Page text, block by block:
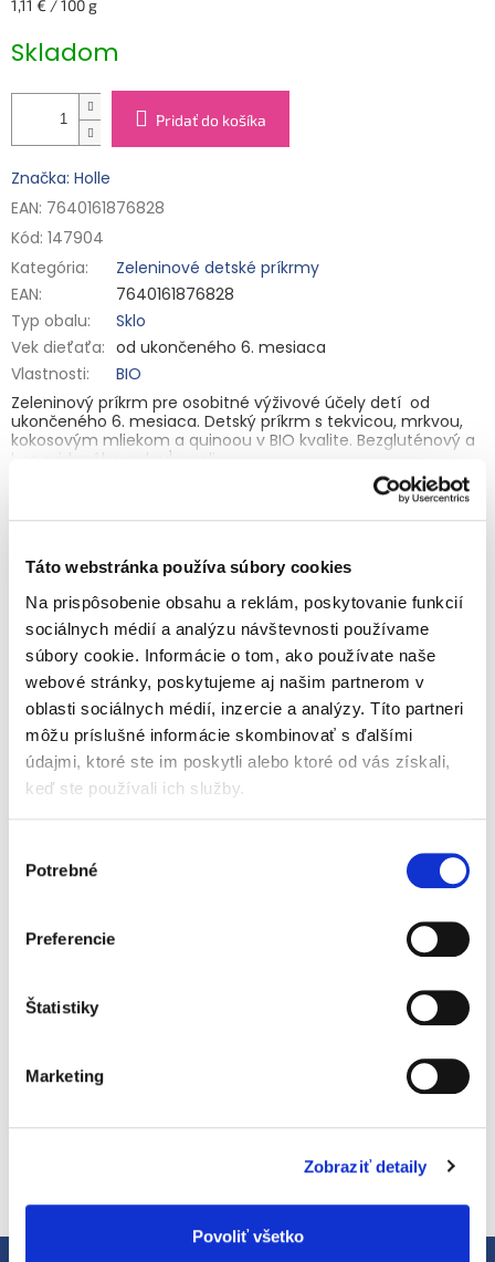
Táto webstránka používa súbory cookies
Na prispôsobenie obsahu a reklám, poskytovanie funkcií
sociálnych médií a analýzu návštevnosti používame
súbory cookie. Informácie o tom, ako používate naše
webové stránky, poskytujeme aj našim partnerom v
oblasti sociálnych médií, inzercie a analýzy. Títo partneri
môžu príslušné informácie skombinovať s ďalšími
údajmi, ktoré ste im poskytli alebo ktoré od vás získali,
keď ste používali ich služby.
súhlasu
Potrebné
Preferencie
Štatistiky
Marketing
Zobraziť detaily
Povoliť všetko
Jednotková
1,11 € / 100 g
Skladom
Pridať do košíka
Značka: Holle
EAN: 7640161876828
Kód: 147904
Kategória:
Zeleninové detské príkrmy
EAN:
7640161876828
Typ obalu:
Sklo
Vek dieťaťa: od ukončeného 6. mesiaca
Vlastnosti:
BIO
Zeleninový príkrm pre osobitné výživové účely detí od
ukončeného 6. mesiaca. Detský príkrm s tekvicou, mrkvou,
kokosovým mliekom a quinoou v BIO kvalite. Bezgluténový a
bez pridaného cukru
1
a soli.
Zelenina 53 % (tekvica* 28 %, mrkva* 25 %), voda,
kokosové mlieko** 4,5 %, kokosový extrakt**, voda, quinoa**
prirodzene sa vyskytujúce cukry.
Výživové údaje na 100 g:Energia 207/49 kJ/kcal; tuky 1,7 g;
z toho nasýtené mastné kyseliny 1,1 g; sacharidy 6 g, z toho
cukry 2,1 g; bielkoviny 1,8 g; soľ 0,01 g; sodík 0,04 g.
Skladovanie:
Skladujte na chladnom a suchom mieste.
Neohriatu časť skladujte po otvorení v chladničke
a spotrebujte do 2 dní.
Výrobca/distribútor:Holle Baby Food AG / Baby-Bio s. r. o.
OPÝTAŤ SA STRÁŽIŤ
Súvisiaci tovar
21,30 €
cena:
Beggs Kids Vitamin D3
400 IU BIO Olive Oil (30